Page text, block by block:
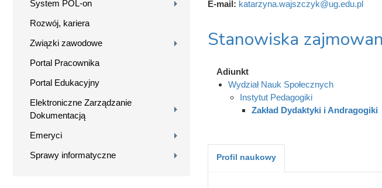
System POL-on
Rozwój, kariera
Związki zawodowe
Portal Pracownika
Portal Edukacyjny
Elektroniczne Zarządzanie
Dokumentacją
Emeryci
Sprawy informatyczne
E-mail: katarzyna.wajszczyk@ug.edu.pl
Stanowiska
Adiunkt
Wydział Nauk Społecznych
Instytut Pedagogiki
Zakład Dydaktyki i Andragogiki
Profil naukowy